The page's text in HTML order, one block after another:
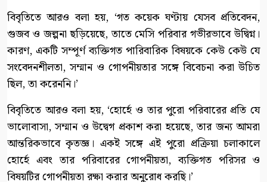
বিবৃতিতে আরও বলা হয়, ‘গত কয়েক ঘণ্টায় যেসব প্রতিবেদন,
গুজব ও জল্পনা ছড়িয়েছে, তাতে মেসি পরিবার গভীরভাবে উদ্বিগ্ন।
কারণ, একটি সম্পূর্ণ ব্যক্তিগত পারিবারিক বিষয়কে কেউ কেউ যে
সংবেদনশীলতা, সম্মান ও গোপনীয়তার সঙ্গে বিবেচনা করা উচিত
ছিল, তা করেননি।’
বিবৃতিতে আরও বলা হয়, ‘হোর্হে ও তার পুরো পরিবারের প্রতি যে
ভালোবাসা, সম্মান ও উদ্বেগ প্রকাশ করা হয়েছে, তার জন্য আমরা
আন্তরিকভাবে কৃতজ্ঞ। একই সঙ্গে এই পুরো প্রক্রিয়া চলাকালে
হোর্হে এবং তার পরিবারের গোপনীয়তা, ব্যক্তিগত পরিসর ও
বিষয়টির গোপনীয়তা রক্ষা করার অনুরোধ করছি।’